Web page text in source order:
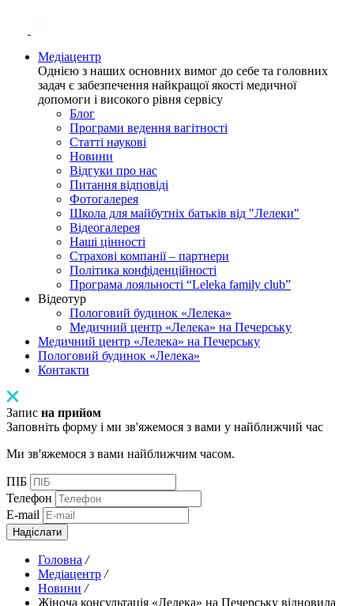
Медіацентр
Однією з наших основних вимог до себе та головних
задач є забезпечення найкращої якості медичної
допомоги і високого рівня сервісу
Блог
Програми ведення вагітності
Статті наукові
Новини
Відгуки про нас
Питання відповіді
Фотогалерея
Школа для майбутніх батьків від "Лелеки"
Відеогалерея
Наші цінності
Страхові компанії – партнери
Політика конфіденційності
Програма лояльності “Leleka family club”
Відеотур
Пологовий будинок «Лелека»
Медичний центр «Лелека» на Печерську
Медичний центр «Лелека» на Печерську
Пологовий будинок «Лелека»
Контакти
Запис на прийом
Заповніть форму і ми зв'яжемося з вами у найближчий час
Ми зв'яжемося з вами найближчим часом.
ПІБ
Телефон
E-mail
Надіслати
Головна /
Медіацентр /
Новини /
Жіноча консультація «Лелека» на Печерську відновила